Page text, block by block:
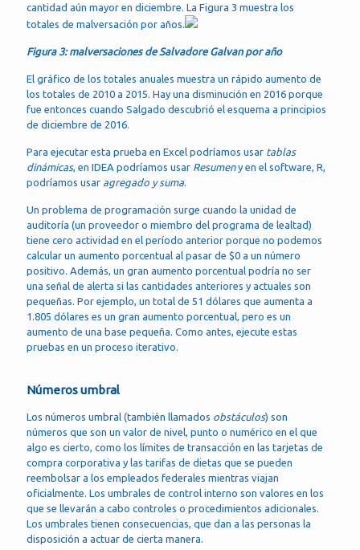
cantidad aún mayor en diciembre. La Figura 3 muestra los
totales de malversación por años.
Figura 3: malversaciones de Salvadore Galvan por año
El gráfico de los totales anuales muestra un rápido aumento de
los totales de 2010 a 2015. Hay una disminución en 2016 porque
fue entonces cuando Salgado descubrió el esquema a principios
de diciembre de 2016.
Para ejecutar esta prueba en Excel podríamos usar tablas
dinámicas, en IDEA podríamos usar Resumeny en el software, R,
podríamos usar agregado y suma
Un problema de programación surge cuando la unidad de
auditoría (un proveedor o miembro del programa de lealtad)
tiene cero actividad en el período anterior porque no podemos
calcular un aumento porcentual al pasar de $0 a un número
positivo. Además, un gran aumento porcentual podría no ser
una señal de alerta si las cantidades anteriores y actuales son
pequeñas. Por ejemplo, un total de 51 dólares que aumenta a
1.805 dólares es un gran aumento porcentual, pero es un
aumento de una base pequeña. Como antes, ejecute estas
pruebas en un proceso iterativo.
Números umbral
Los números umbral (también llamados obstáculos) son
números que son un valor de nivel, punto o numérico en el que
algo es cierto, como los límites de transacción en las tarjetas de
compra corporativa y las tarifas de dietas que se pueden
reembolsar a los empleados federales mientras viajan
oficialmente. Los umbrales de control interno son valores en los
que se llevarán a cabo controles o procedimientos adicionales.
Los umbrales tienen consecuencias, que dan a las personas la
disposición a actuar de cierta manera.